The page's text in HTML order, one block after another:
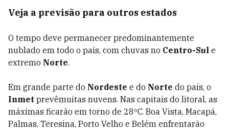
Veja a previsão para outros estados
O tempo deve permanecer predominantemente
nublado em todo o país, com chuvas no Centro-Sul e
extremo Norte.
Em grande parte do Nordeste e do Norte do país, o
Inmet prevêmuitas nuvens. Nas capitais do litoral, as
máximas ficarão em torno de 28ºC. Boa Vista, Macapá,
Palmas, Teresina, Porto Velho e Belém enfrentarão